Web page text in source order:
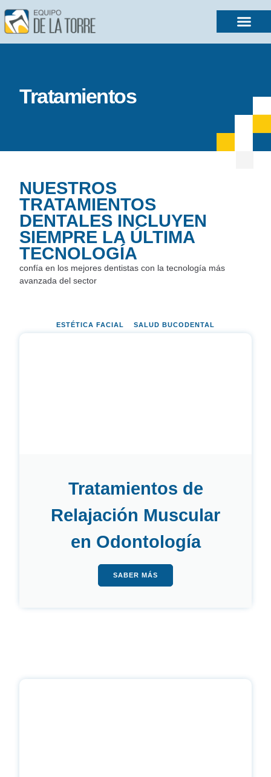
Tratamientos
NUESTROS
TRATAMIENTOS
DENTALES INCLUYEN
SIEMPRE LA ÚLTIMA
TECNOLOGÍA
confía en los mejores dentistas con la tecnología más
avanzada del sector
ESTÉTICA FACIAL SALUD BUCODENTAL
Tratamientos de
Relajación Muscular
en Odontología
SABER MÁS